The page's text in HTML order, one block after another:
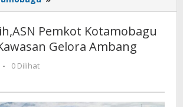
Bersih,ASN
Pemkot
Kotamobagu
Bersihkan
Pemkot Kotamobagu
Gelora Ambang
oleh
-
0 Dilihat